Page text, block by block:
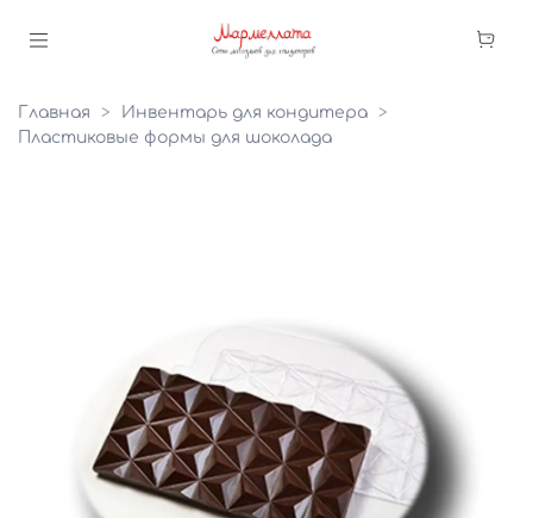
Главная
Инвентарь для кондитера
Пластиковые формы для шоколада